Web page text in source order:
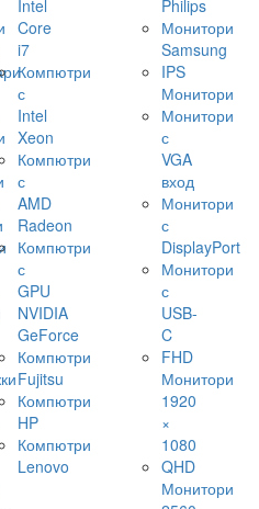
Intel
Core
i7
Компютри
с
Intel
Xeon
Компютри
с
AMD
Radeon
Компютри
с
GPU
NVIDIA
GeForce
Компютри
Fujitsu
Компютри
HP
Компютри
Lenovo
Philips
Монитори
Samsung
IPS
Монитори
Монитори
с
VGA
вход
Монитори
с
DisplayPort
Монитори
с
USB-
C
FHD
Монитори
1920
×
1080
QHD
Монитори